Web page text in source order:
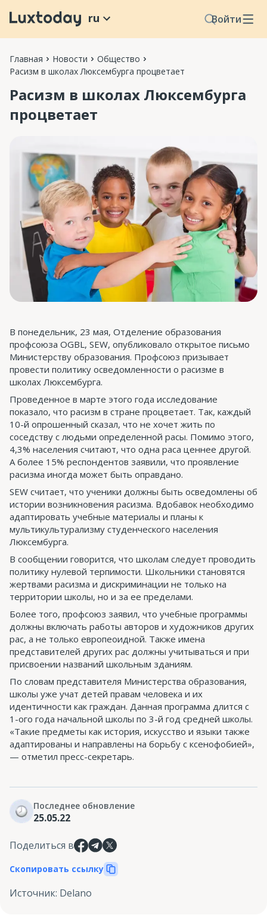
Войти
ru
Главная Новости
Общество
Расизм в школах Люксембурга процветает
Расизм в школах Люксембурга
процветает
В понедельник, 23 мая, Отделение образования
профсоюза OGBL, SEW, опубликовало открытое письмо
Министерству образования. Профсоюз призывает
провести политику осведомленности о расизме в
школах Люксембурга.
Проведенное в марте этого года исследование
показало, что расизм в стране процветает. Так, каждый
10-й опрошенный сказал, что не хочет жить по
соседству с людьми определенной расы. Помимо этого,
4,3% населения считают, что одна раса ценнее другой.
А более 15% респондентов заявили, что проявление
расизма иногда может быть оправдано.
SEW считает, что ученики должны быть осведомлены об
истории возникновения расизма. Вдобавок необходимо
адаптировать учебные материалы и планы к
мультикультурализму студенческого населения
Люксембурга.
В сообщении говорится, что школам следует проводить
политику нулевой терпимости. Школьники становятся
жертвами расизма и дискриминации не только на
территории школы, но и за ее пределами.
Более того, профсоюз заявил, что учебные программы
должны включать работы авторов и художников других
рас, а не только европеоидной. Также имена
представителей других рас должны учитываться и при
присвоении названий школьным зданиям.
По словам представителя Министерства образования,
школы уже учат детей правам человека и их
идентичности как граждан. Данная программа длится с
1-ого года начальной школы по 3-й год средней школы.
«Такие предметы как история, искусство и языки также
адаптированы и направлены на борьбу с ксенофобией»,
— отметил пресс-секретарь.
Последнее обновление
25.05.22
Поделиться в
Скопировать ссылку
Источник: Delano